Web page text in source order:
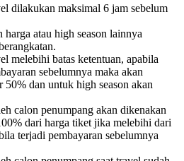
dilakukan maksimal 6 jam sebelum
atau high season lainnya
melebihi batas ketentuan, apabila
sebelumnya maka akan
50% dan untuk high season akan
calon penumpang akan dikenakan
dari harga tiket jika melebihi dari
terjadi pembayaran sebelumnya